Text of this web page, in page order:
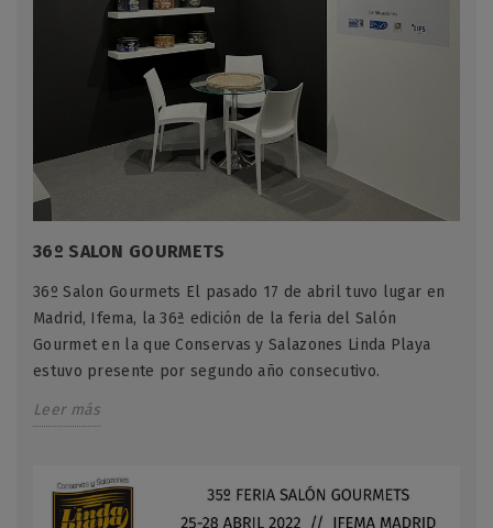
36º SALON GOURMETS
36º Salon Gourmets El pasado 17 de abril tuvo lugar en
Madrid, Ifema, la 36ª edición de la feria del Salón
Gourmet en la que Conservas y Salazones Linda Playa
estuvo presente por segundo año consecutivo.
Leer más